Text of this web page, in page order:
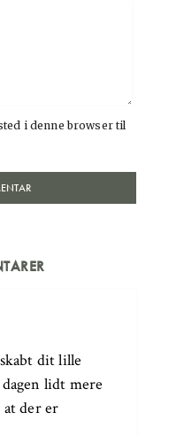
i denne browser til
dit lille
lidt mere
at der er